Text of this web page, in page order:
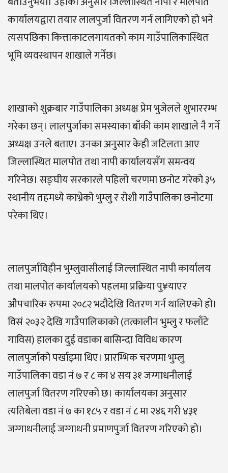
कार्यालयद्वारा तयार लालपुर्जा वितरण गर्न लागिएको हो भने
त्यसपछिका कित्ताकाटलगायतको काम गाउँपालिकास्थित
भूमि व्यवस्थापन शाखाले गर्नेछ।
शाखाको शुक्रबार गाउँपालिका अध्यक्ष प्रेम भुजेलले शुभाररम्भ
गरेका छन्। लालपुर्जाका समस्याका बाँकी काम शाखाले नै गर्ने
अध्यक्ष उनले बताए। उनका अनुसार केही जटिलता आए
जिल्लास्थित मालपोत तथा नापी कार्यालयसँग समन्वय
गरिनेछ। सङ्घीय सरकारले पहिलो चरणमा छनोट गरेको ३५
स्थानीय तहमध्ये काभ्रेको भुम्लु र रोशी गाउँपालिका छनोटमा
परेका थिए।
लालपुर्जाविहीन भुम्लुवासीलाई जिल्लास्थित नापी कार्यालय
तथा मालपोत कार्यालयको पहलमा प्रक्रिया पु¥याएर
औपचारिक रुपमा २०८२ भदौदेखि वितरण गर्न थालिएको हो।
विसं २०३२ देखि गाउँपालिकाको (तत्कालीन भुम्लु र फलाँटे
गाविस) हालका दुई वडाका बासिन्दा विविध कारण
लालपुर्जाको पर्खाइमा थिए। प्रारम्भिक चरणमा भुम्लु
गाउँपालिका वडा नं ७ र ८ का ४ सय ३१ जग्गाधनीलाई
लालपुर्जा वितरण गरिएको छ। कार्यालयका अनुसार
त्यतिबेला वडा नं ७ का १८५ र वडा नं ८ मा २४६ गरी ४३१
जग्गाधनीलाई जग्गाधनी प्रमाणपुर्जा वितरण गरिएको हो।